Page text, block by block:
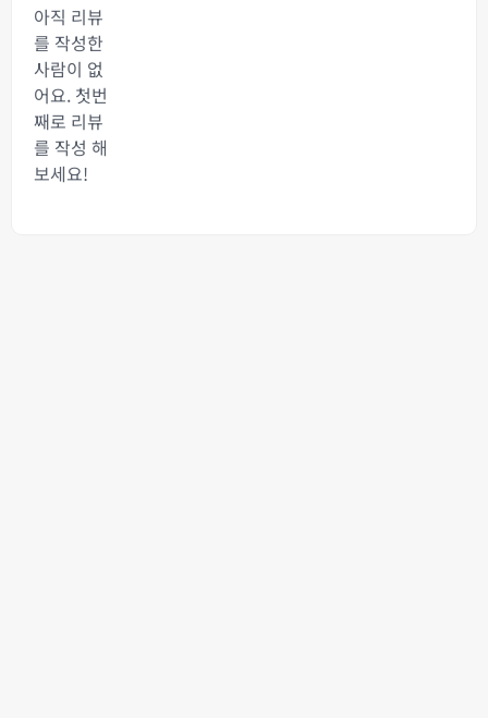
아직 리뷰
를 작성한
사람이 없
어요. 첫번
째로 리뷰
를 작성 해
보세요!